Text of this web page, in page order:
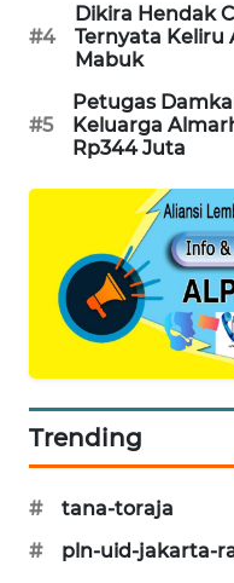
#4
Dikira Hendak
Ternyata Keliru
Mabuk
#5
Petugas
Keluarga
Rp344 Juta
Trending
#
tana-toraja
#
pln-uid-jakarta-
ID
ID
PLN
WATCH
LPKKI
KOPEKLIN